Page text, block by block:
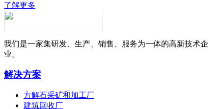
了解更多
我们是一家集研发、生产、销售、服务为一体的高新技术企
业。
解决方案
方解石采矿和加工厂
建筑回收厂